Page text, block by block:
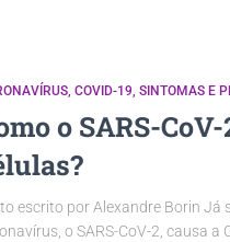
COVID-19 SINTOMAS E
o SARS-
escrito por Alexandre Borin Já
o SARS-CoV-2, causa a